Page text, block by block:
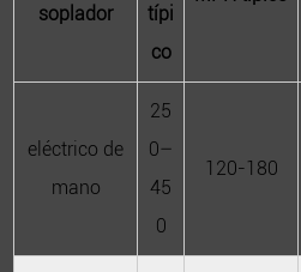
soplador
típi
co
eléctrico de
mano
25
0–
45
0
120-180